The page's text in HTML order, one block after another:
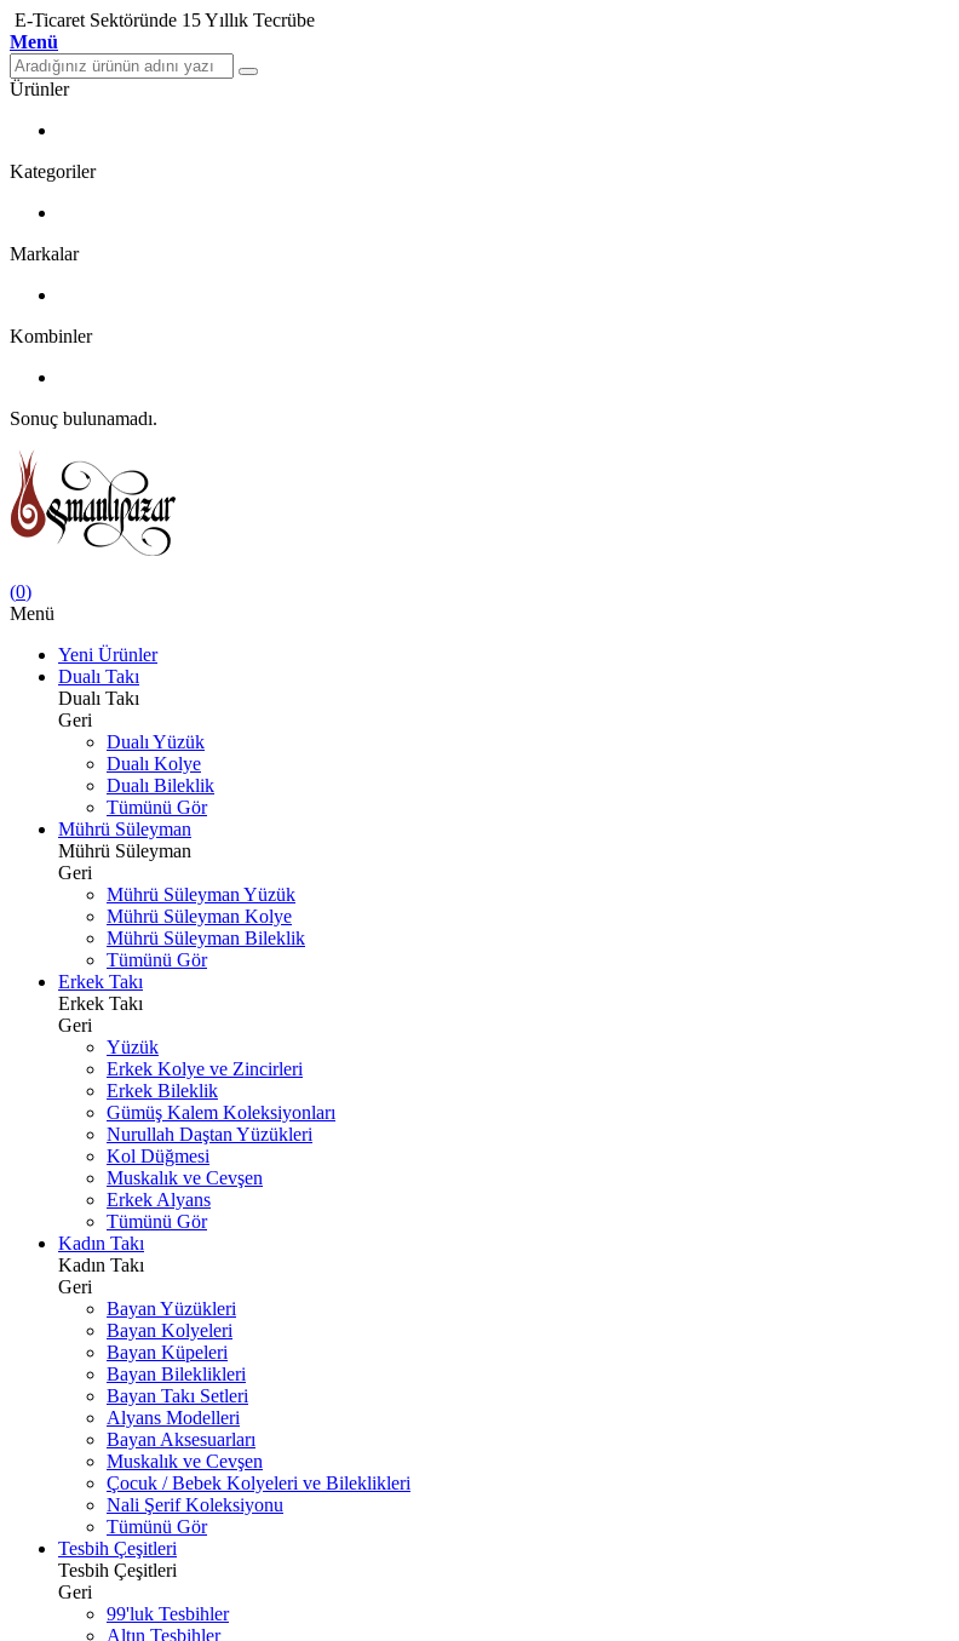
E-Ticaret Sektöründe 15 Yıllık Tecrübe
Menü
Ürünler
Kategoriler
Markalar
Kombinler
Sonuç bulunamadı.
(0)
Menü
Yeni Ürünler
Dualı Takı
Dualı Takı
Geri
Dualı Yüzük
Dualı Kolye
Dualı Bileklik
Tümünü Gör
Mührü Süleyman
Mührü Süleyman
Geri
Mührü Süleyman Yüzük
Mührü Süleyman Kolye
Mührü Süleyman Bileklik
Tümünü Gör
Erkek Takı
Erkek Takı
Geri
Yüzük
Erkek Kolye ve Zincirleri
Erkek Bileklik
Gümüş Kalem Koleksiyonları
Nurullah Daştan Yüzükleri
Kol Düğmesi
Muskalık ve Cevşen
Erkek Alyans
Tümünü Gör
Kadın Takı
Kadın Takı
Geri
Bayan Yüzükleri
Bayan Kolyeleri
Bayan Küpeleri
Bayan Bileklikleri
Bayan Takı Setleri
Alyans Modelleri
Bayan Aksesuarları
Muskalık ve Cevşen
Çocuk / Bebek Kolyeleri ve Bileklikleri
Nali Şerif Koleksiyonu
Tümünü Gör
Tesbih Çeşitleri
Tesbih Çeşitleri
Geri
99'luk Tesbihler
Altın Tesbihler